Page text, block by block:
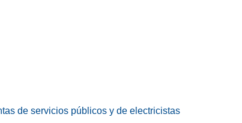
de servicios públicos y de electricistas